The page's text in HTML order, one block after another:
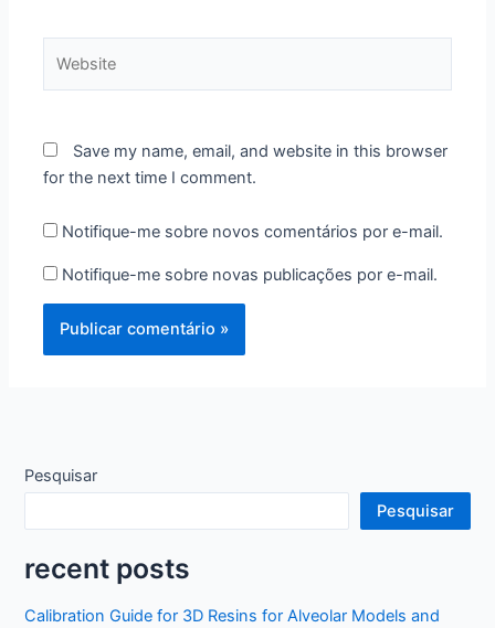
Save my name, email, and website in this browser
for the next time I comment.
Notifique-me sobre novos comentários por e-mail.
Notifique-me sobre novas publicações por e-mail.
Pesquisar
Pesquisar
recent posts
Calibration Guide for 3D Resins for Alveolar Models and